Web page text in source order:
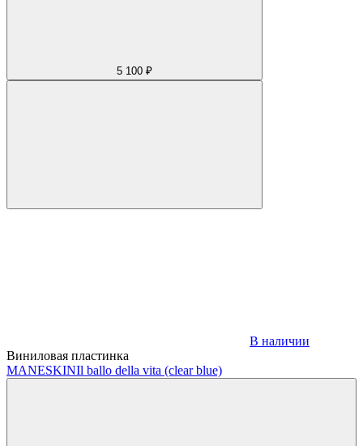
5 100 ₽
В наличии
Виниловая пластинка
MANESKINIl ballo della vita (clear blue)